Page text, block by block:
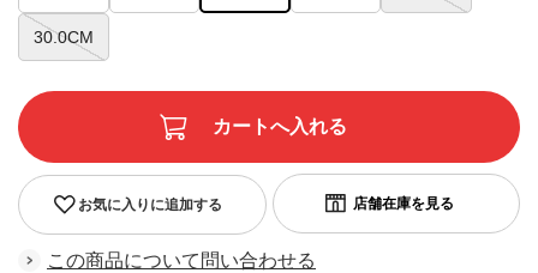
30.0CM
お気に入りに追加する
この商品について問い合わせる